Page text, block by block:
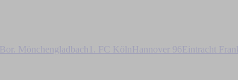
Bor. Mönchengladbach 1. FC Köln Hannover 96Eintracht